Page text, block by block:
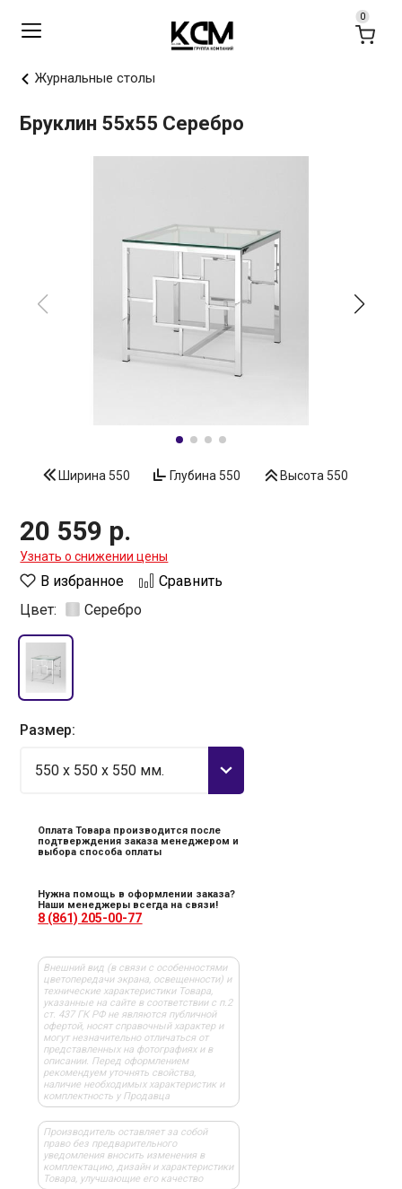
Журнальные столы
Бруклин 55х55 Серебро
Ширина 550 Глубина 550 Высота 550
20 559 р.
Узнать о снижении цены
В избранное
Сравнить
Цвет:
Серебро
Размер:
550 x 550 x 550 мм.
Оплата Товара производится после
подтверждения заказа менеджером и
выбора способа оплаты
Нужна помощь в оформлении заказа?
Наши менеджеры всегда на связи!
8 (861) 205-00-77
Внешний вид (в связи с особенностями
цветопередачи экрана, освещенности) и
технические характеристики Товара,
указанные на сайте в соответствии с п.2
ст. 437 ГК РФ не являются публичной
офертой, носят справочный характер и
могут незначительно отличаться от
представленных на фотографиях и в
описании. Перед оформлением
рекомендуем уточнять свойства,
наличие необходимых характеристик и
комплектность у Продавца
Производитель оставляет за собой
право без предварительного
уведомления вносить изменения в
комплектацию, дизайн и характеристики
Товара, улучшающие его качество